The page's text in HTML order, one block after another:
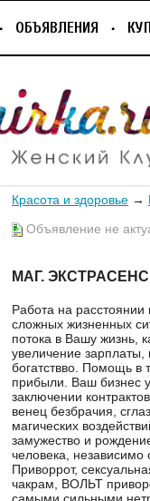
ОБЪЯВЛЕНИЯ
Красота и здоровье →
Объявление не
МАГ.
Работа на
сложных жизненных
потока в Вашу жизнь,
увеличение зарплаты,
богатствво. Помощь в
прибыли. Ваш бизнес
заключении
венец безбрачия,
магических
замужество и
человека, независимо
Приворрот,
чакрам, ВОЛЬТ
самыми сильными